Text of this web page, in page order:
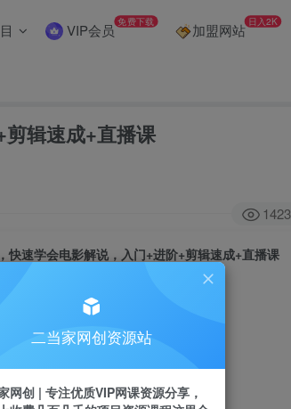
VIP会员 免费下载 加盟网站 日入2K
辑速成+直播课
1423
快速学会电影解说，入门+进阶+剪辑速成+直播课
费后查看
二当家网创资源站
网创 | 专注优质VIP网课资源分享，